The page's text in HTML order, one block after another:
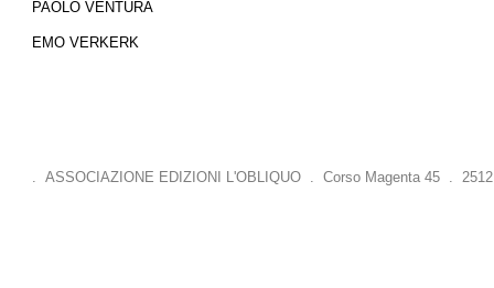
PAOLO VENTURA
EMO VERKERK
. ASSOCIAZIONE EDIZIONI L'OBLIQUO . Corso Magenta 45 .